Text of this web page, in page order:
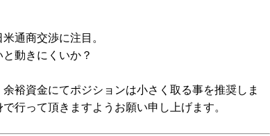
通商交渉に注目。
動きにくいか？
裕資金にてポジションは小さく取る事を推奨しま
行って頂きますようお願い申し上げます。